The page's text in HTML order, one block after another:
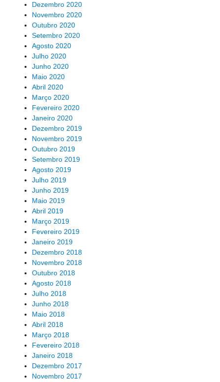
Dezembro 2020
Novembro 2020
Outubro 2020
Setembro 2020
Agosto 2020
Julho 2020
Junho 2020
Maio 2020
Abril 2020
Março 2020
Fevereiro 2020
Janeiro 2020
Dezembro 2019
Novembro 2019
Outubro 2019
Setembro 2019
Agosto 2019
Julho 2019
Junho 2019
Maio 2019
Abril 2019
Março 2019
Fevereiro 2019
Janeiro 2019
Dezembro 2018
Novembro 2018
Outubro 2018
Agosto 2018
Julho 2018
Junho 2018
Maio 2018
Abril 2018
Março 2018
Fevereiro 2018
Janeiro 2018
Dezembro 2017
Novembro 2017